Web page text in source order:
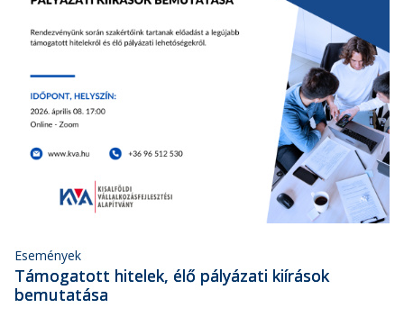
Események
Támogatott hitelek, élő pályázati kiírások
bemutatása